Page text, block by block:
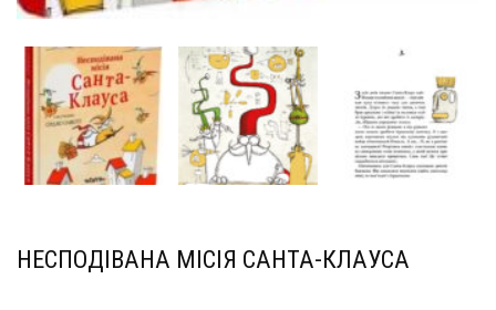
НЕСПОДІВАНА МІСІЯ САНТА-КЛАУСА